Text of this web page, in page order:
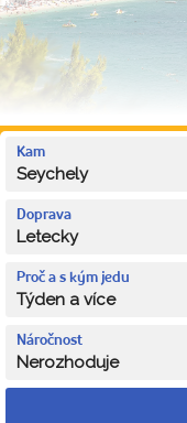
Kam
Seychely
Doprava
Letecky
Proč a s kým jedu
Týden a více
Náročnost
Nerozhoduje